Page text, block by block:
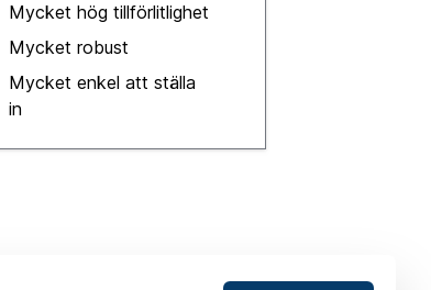
Mycket hög tillförlitlighet
Mycket robust
Mycket enkel att ställa
in